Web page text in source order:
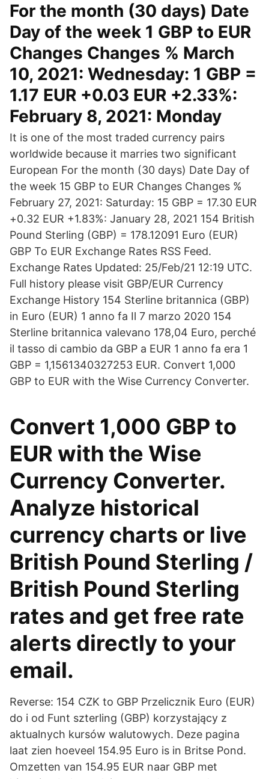
For the month (30 days) Date
Day of the week 1 GBP to EUR
Changes Changes % March
10, 2021: Wednesday: 1 GBP =
1.17 EUR +0.03 EUR +2.33%:
February 8, 2021: Monday
It is one of the most traded currency pairs
worldwide because it marries two significant
European For the month (30 days) Date Day of
the week 15 GBP to EUR Changes Changes %
February 27, 2021: Saturday: 15 GBP = 17.30 EUR
+0.32 EUR +1.83%: January 28, 2021 154 British
Pound Sterling (GBP) = 178.12091 Euro (EUR)
GBP To EUR Exchange Rates RSS Feed.
Exchange Rates Updated: 25/Feb/21 12:19 UTC.
Full history please visit GBP/EUR Currency
Exchange History 154 Sterline britannica (GBP)
in Euro (EUR) 1 anno fa Il 7 marzo 2020 154
Sterline britannica valevano 178,04 Euro, perché
il tasso di cambio da GBP a EUR 1 anno fa era 1
GBP = 1,1561340327253 EUR. Convert 1,000
GBP to EUR with the Wise Currency Converter.
Convert 1,000 GBP to
EUR with the Wise
Currency Converter.
Analyze historical
currency charts or live
British Pound Sterling /
British Pound Sterling
rates and get free rate
alerts directly to your
email.
Reverse: 154 CZK to GBP Przelicznik Euro (EUR)
do i od Funt szterling (GBP) korzystający z
aktualnych kursów walutowych. Deze pagina
laat zien hoeveel 154.95 Euro is in Britse Pond.
Omzetten van 154.95 EUR naar GBP met